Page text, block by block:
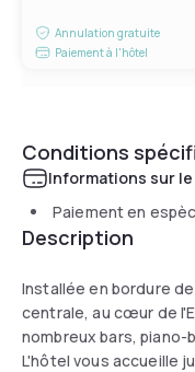
Annulation gratuite
Paiement à l'hôtel
Conditions
Informations sur
Paiement en
Description
Installée en bordure
centrale, au cœur de
nombreux bars,
L'hôtel vous accueille